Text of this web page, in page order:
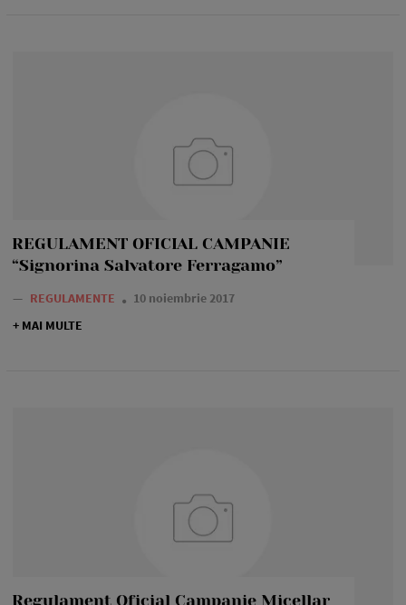
REGULAMENT OFICIAL CAMPANIE
“Signorina Salvatore Ferragamo”
— REGULAMENTE
10 noiembrie 2017
+ MAI MULTE
Regulament Oficial Campanie Micellar